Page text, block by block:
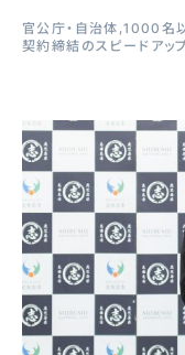
官公庁・自治体 1000名
契約締結のスピードアッ